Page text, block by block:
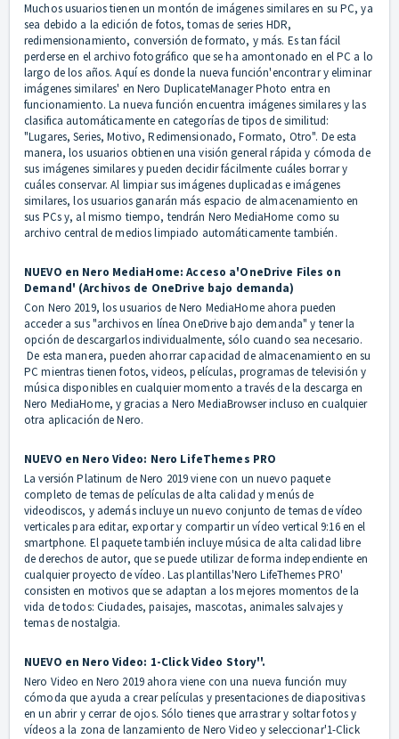
Muchos usuarios tienen un montón de imágenes similares en su PC, ya
sea debido a la edición de fotos, tomas de series HDR,
redimensionamiento, conversión de formato, y más. Es tan fácil
perderse en el archivo fotográfico que se ha amontonado en el PC a lo
largo de los años. Aquí es donde la nueva función'encontrar y eliminar
imágenes similares' en Nero DuplicateManager Photo entra en
funcionamiento. La nueva función encuentra imágenes similares y las
clasifica automáticamente en categorías de tipos de similitud:
"Lugares, Series, Motivo, Redimensionado, Formato, Otro". De esta
manera, los usuarios obtienen una visión general rápida y cómoda de
sus imágenes similares y pueden decidir fácilmente cuáles borrar y
cuáles conservar. Al limpiar sus imágenes duplicadas e imágenes
similares, los usuarios ganarán más espacio de almacenamiento en
sus PCs y, al mismo tiempo, tendrán Nero MediaHome como su
archivo central de medios limpiado automáticamente también.
NUEVO en Nero MediaHome: Acceso a'OneDrive Files on
Demand' (Archivos de OneDrive bajo demanda)
Con Nero 2019, los usuarios de Nero MediaHome ahora pueden
acceder a sus "archivos en línea OneDrive bajo demanda" y tener la
opción de descargarlos individualmente, sólo cuando sea necesario.
De esta manera, pueden ahorrar capacidad de almacenamiento en su
PC mientras tienen fotos, videos, películas, programas de televisión y
música disponibles en cualquier momento a través de la descarga en
Nero MediaHome, y gracias a Nero MediaBrowser incluso en cualquier
otra aplicación de Nero.
NUEVO en Nero Video: Nero LifeThemes PRO
La versión Platinum de Nero 2019 viene con un nuevo paquete
completo de temas de películas de alta calidad y menús de
videodiscos, y además incluye un nuevo conjunto de temas de vídeo
verticales para editar, exportar y compartir un vídeo vertical 9:16 en el
smartphone. El paquete también incluye música de alta calidad libre
de derechos de autor, que se puede utilizar de forma independiente en
cualquier proyecto de vídeo. Las plantillas'Nero LifeThemes PRO'
consisten en motivos que se adaptan a los mejores momentos de la
vida de todos: Ciudades, paisajes, mascotas, animales salvajes y
temas de nostalgia.
NUEVO en Nero Video: 1-Click Video Story''.
Nero Video en Nero 2019 ahora viene con una nueva función muy
cómoda que ayuda a crear películas y presentaciones de diapositivas
en un abrir y cerrar de ojos. Sólo tienes que arrastrar y soltar fotos y
vídeos a la zona de lanzamiento de Nero Video y seleccionar'1-Click